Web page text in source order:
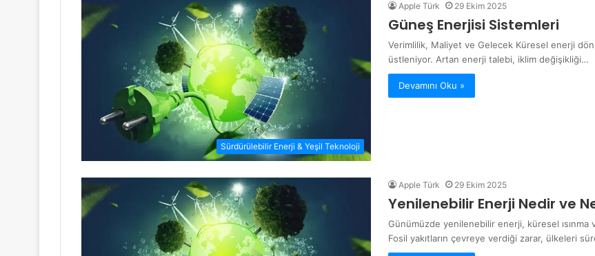
Sürdürülebilir Enerji & Yeşil Teknoloji
Apple Türk 29 Ekim 2025
Güneş Enerjisi Sistemleri
Verimlilik, Maliyet ve Gelecek Küresel enerji
üstleniyor. Artan enerji talebi, iklim değişikliği…
Devamını Oku »
Apple Türk 29 Ekim 2025
Yenilenebilir Enerji Nedir ve
Günümüzde yenilenebilir enerji, küresel
Fosil yakıtların çevreye verdiği zarar, ülkeleri